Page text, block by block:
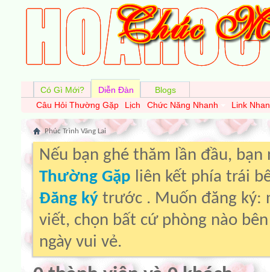
Có Gì Mới?
Diễn Đàn
Câu Hỏi Thường Gặp
Lịch Chức Năng Nhanh Link
Blogs
Phúc Trình Vãng Lai
Nếu bạn ghé thăm lần đầu,
Thường Gặp liên kết phía trái
Đăng ký trước . Muốn đăng ký:
viết, chọn bất cứ phòng nào
ngày vui vẻ.